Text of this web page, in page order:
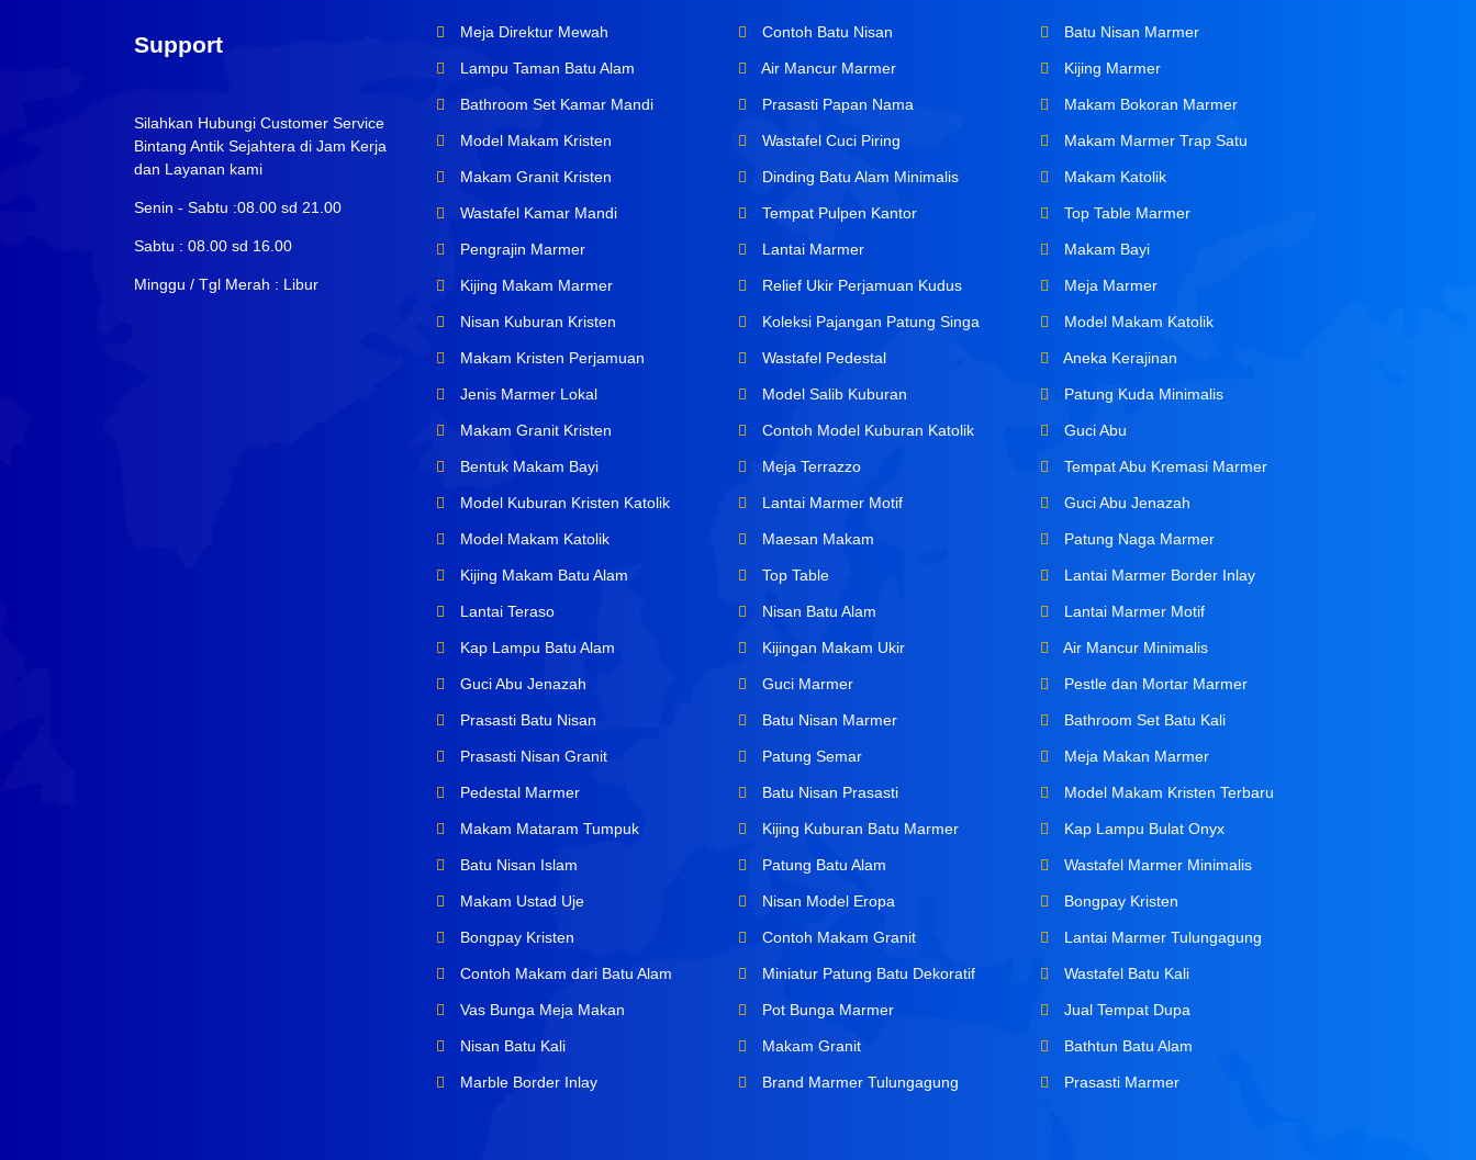
Support
Silahkan Hubungi Customer Service
Bintang Antik Sejahtera di Jam Kerja
dan Layanan kami
Senin - Sabtu :08.00 sd 21.00
Sabtu : 08.00 sd 16.00
Minggu / Tgl Merah : Libur
Meja Direktur Mewah
Lampu Taman Batu Alam
Bathroom Set Kamar Mandi
Model Makam Kristen
Makam Granit Kristen
Wastafel Kamar Mandi
Pengrajin Marmer
Kijing Makam Marmer
Nisan Kuburan Kristen
Makam Kristen Perjamuan
Jenis Marmer Lokal
Makam Granit Kristen
Bentuk Makam Bayi
Model Kuburan Kristen Katolik
Model Makam Katolik
Kijing Makam Batu Alam
Lantai Teraso
Kap Lampu Batu Alam
Guci Abu Jenazah
Prasasti Batu Nisan
Prasasti Nisan Granit
Pedestal Marmer
Makam Mataram Tumpuk
Batu Nisan Islam
Makam Ustad Uje
Bongpay Kristen
Contoh Makam dari Batu Alam
Vas Bunga Meja Makan
Nisan Batu Kali
Marble Border Inlay
Contoh Batu Nisan
Air Mancur Marmer
Prasasti Papan Nama
Wastafel Cuci Piring
Dinding Batu Alam Minimalis
Tempat Pulpen Kantor
Lantai Marmer
Relief Ukir Perjamuan Kudus
Koleksi Pajangan Patung Singa
Wastafel Pedestal
Model Salib Kuburan
Contoh Model Kuburan Katolik
Meja Terrazzo
Lantai Marmer Motif
Maesan Makam
Top Table
Nisan Batu Alam
Kijingan Makam Ukir
Guci Marmer
Batu Nisan Marmer
Patung Semar
Batu Nisan Prasasti
Kijing Kuburan Batu Marmer
Patung Batu Alam
Nisan Model Eropa
Contoh Makam Granit
Miniatur Patung Batu Dekoratif
Pot Bunga Marmer
Makam Granit
Brand Marmer Tulungagung
Batu Nisan Marmer
Kijing Marmer
Makam Bokoran Marmer
Makam Marmer Trap Satu
Makam Katolik
Top Table Marmer
Makam Bayi
Meja Marmer
Model Makam Katolik
Aneka Kerajinan
Patung Kuda Minimalis
Guci Abu
Tempat Abu Kremasi Marmer
Guci Abu Jenazah
Patung Naga Marmer
Lantai Marmer Border Inlay
Lantai Marmer Motif
Air Mancur Minimalis
Pestle dan Mortar Marmer
Bathroom Set Batu Kali
Meja Makan Marmer
Model Makam Kristen Terbaru
Kap Lampu Bulat Onyx
Wastafel Marmer Minimalis
Bongpay Kristen
Lantai Marmer Tulungagung
Wastafel Batu Kali
Jual Tempat Dupa
Bathtun Batu Alam
Prasasti Marmer